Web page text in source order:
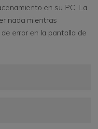
en su PC. La
nada mientras
error en la pantalla de